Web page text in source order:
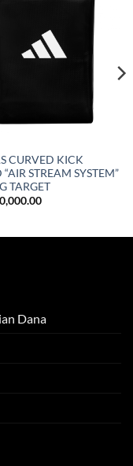
CURVED KICK
“AIR STREAM SYSTEM”
TARGET
Dana